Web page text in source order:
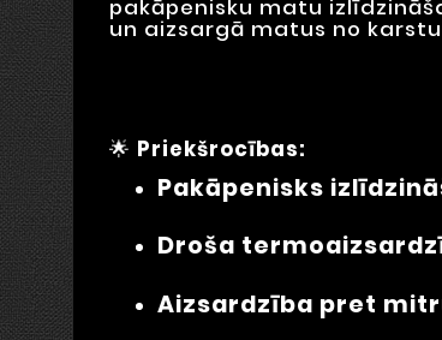
pakāpenisku matu
un aizsargā matus no
🌟 Priekšrocības:
Pakāpenisks
Droša
Aizsardzība pret